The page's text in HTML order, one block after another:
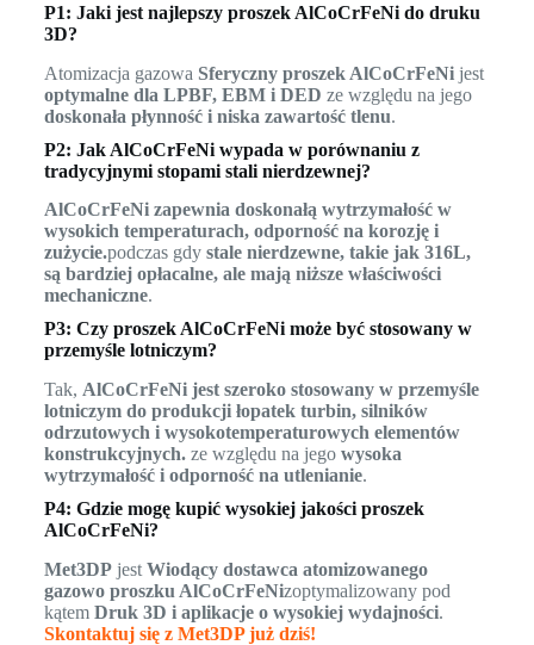
P1: Jaki jest najlepszy proszek AlCoCrFeNi do druku
3D?
Atomizacja gazowa Sferyczny proszek AlCoCrFeNijest
optymalne dla LPBF, EBM i DED ze względu na jego
doskonała płynność i niska zawartość tlenu.
P2: Jak AlCoCrFeNi wypada w porównaniu z
tradycyjnymi stopami stali nierdzewnej?
AlCoCrFeNi zapewnia doskonałą wytrzymałość w
wysokich temperaturach, odporność na korozję i
zużycie.podczas gdy stale nierdzewne, takie jak 316L,
są bardziej opłacalne, ale mają niższe właściwości
mechaniczne.
P3: Czy proszek AlCoCrFeNi może być stosowany w
przemyśle lotniczym?
Tak, AlCoCrFeNi jest szeroko stosowany w przemyśle
lotniczym do produkcji łopatek turbin, silników
odrzutowych i wysokotemperaturowych elementów
konstrukcyjnych.ze względu na jego wysoka
wytrzymałość i odporność na utlenianie.
P4: Gdzie mogę kupić wysokiej jakości proszek
AlCoCrFeNi?
Met3DPjest Wiodący dostawca atomizowanego
gazowo proszku AlCoCrFeNizoptymalizowany pod
kątem Druk 3D i aplikacje o wysokiej wydajności.
Skontaktuj się z Met3DP już dziś!